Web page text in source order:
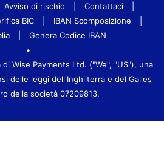
Avviso di rischio Contattaci
BIC IBAN Scomposizione
Genera Codice IBAN
•
Wise Payments Ltd. ("We", "US"), una
delle leggi dell'Inghilterra e del Galles
della società 07209813.